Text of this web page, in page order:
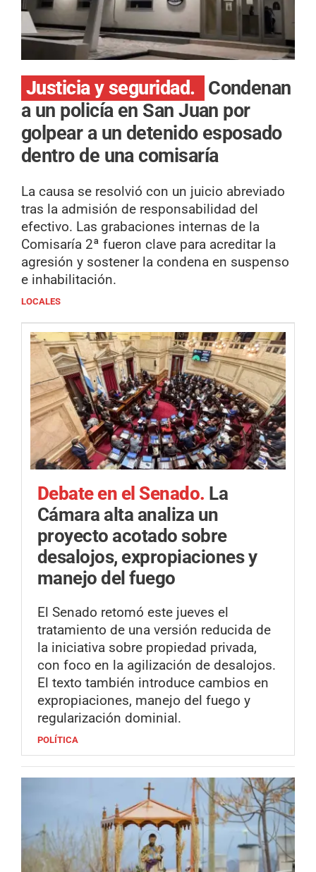
Justicia y seguridad.
Condenan
a un policía en San Juan por
golpear a un detenido esposado
dentro de una comisaría
La causa se resolvió con un juicio abreviado
tras la admisión de responsabilidad del
efectivo. Las grabaciones internas de la
Comisaría 2ª fueron clave para acreditar la
agresión y sostener la condena en suspenso
e inhabilitación.
LOCALES
Debate en el Senado. La
Cámara alta analiza un
proyecto acotado sobre
desalojos, expropiaciones y
manejo del fuego
El Senado retomó este jueves el
tratamiento de una versión reducida de
la iniciativa sobre propiedad privada,
con foco en la agilización de desalojos.
El texto también introduce cambios en
expropiaciones, manejo del fuego y
regularización dominial.
POLÍTICA